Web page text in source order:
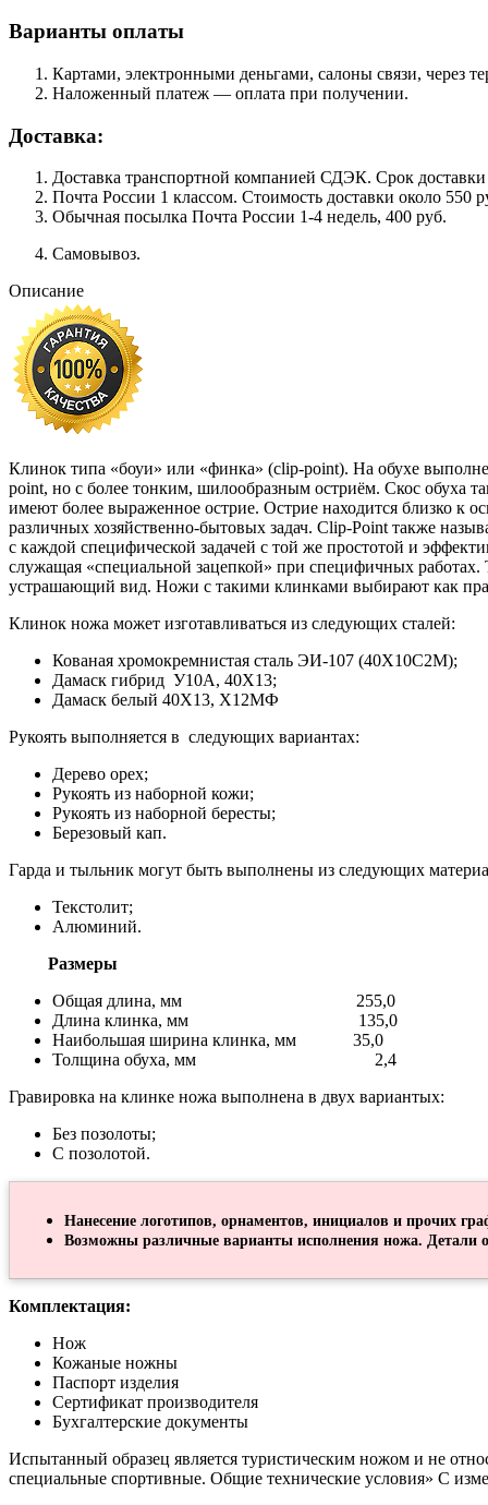
Варианты оплаты
Картами, электронными деньгами, салоны связи, через
Наложенный платеж — оплата при получении.
Доставка:
Доставка транспортной компанией СДЭК. Срок
Почта России 1 классом. Cтоимость доставки около 550
Обычная посылка Почта России 1-4 недель, 400 руб.
Самовывоз.
Описание
Клинок типа «боуи» или «финка» (clip-point). На обухе
point, но с более тонким, шилообразным остриём. Скос обуха
имеют более выраженное острие. Острие находится близко к
различных хозяйственно-бытовых задач. Clip-Point также
с каждой специфической задачей с той же простотой и
служащая «специальной зацепкой» при специфичных
устрашающий вид. Ножи с такими клинками выбирают как
Клинок ножа может изготавливаться из следующих сталей:
Кованая хромокремнистая сталь ЭИ-107 (40Х10С2М);
Дамаск гибрид У10А, 40Х13;
Дамаск белый 40Х13, Х12МФ
Рукоять выполняется в следующих вариантах:
Дерево орех;
Рукоять из наборной кожи;
Рукоять из наборной бересты;
Березовый кап.
Гарда и тыльник могут быть выполнены из следующих
Текстолит;
Алюминий.
Размеры
Общая длина, мм 255,0
Длина клинка, мм 135,0
Наибольшая ширина клинка, мм 35,0
Толщина обуха, мм 2,4
Гравировка на клинке ножа выполнена в двух вариантых:
Без позолоты;
С позолотой.
Нанесение логотипов, орнаментов, инициалов и прочих
Возможны различные варианты исполнения ножа. Детали
Комплектация:
Нож
Кожаные ножны
Паспорт изделия
Сертификат производителя
Бухгалтерские документы
Испытанный образец является туристическим ножом и не
специальные спортивные. Общие технические условия» С